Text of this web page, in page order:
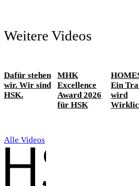
Weitere Videos
Dafür stehen
wir. Wir sind
HSK.
MHK
Excellence
Award 2026
für HSK
Ein
wird
Alle Videos